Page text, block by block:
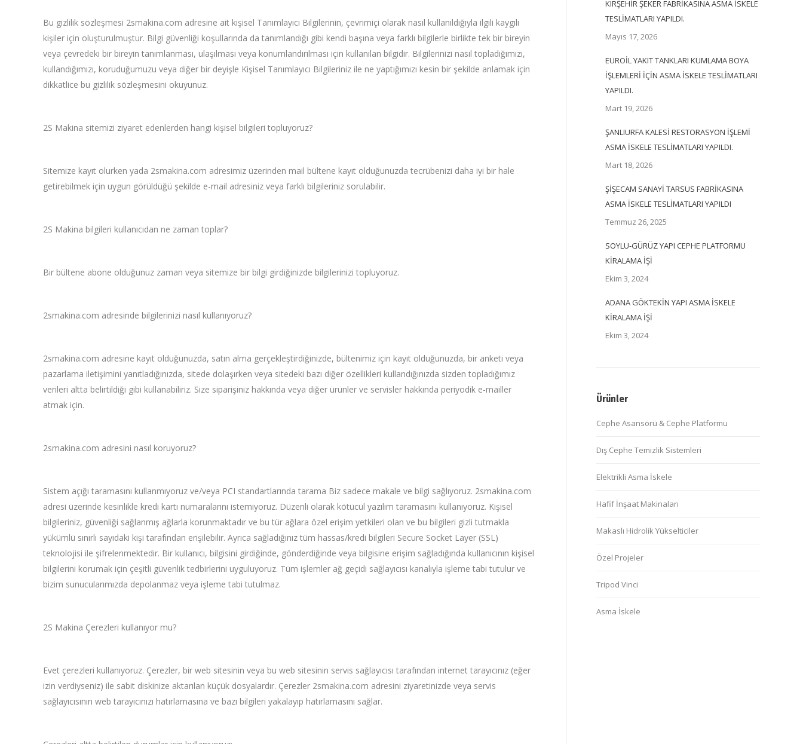
Bu gizlilik sözleşmesi 2smakina.com adresine ait kişisel Tanımlayıcı Bilgilerinin, çevrimiçi olarak nasıl kullanıldığıyla ilgili kaygılı
kişiler için oluşturulmuştur. Bilgi güvenliği koşullarında da tanımlandığı gibi kendi başına veya farklı bilgilerle birlikte tek bir bireyin
veya çevredeki bir bireyin tanımlanması, ulaşılması veya konumlandırılması için kullanılan bilgidir. Bilgilerinizi nasıl topladığımızı,
kullandığımızı, koruduğumuzu veya diğer bir deyişle Kişisel Tanımlayıcı Bilgileriniz ile ne yaptığımızı kesin bir şekilde anlamak için
dikkatlice bu gizlilik sözleşmesini okuyunuz.
2S Makina sitemizi ziyaret edenlerden hangi kişisel bilgileri topluyoruz?
Sitemize kayıt olurken yada 2smakina.com adresimiz üzerinden mail bültene kayıt olduğunuzda tecrübenizi daha iyi bir hale
getirebilmek için uygun görüldüğü şekilde e-mail adresiniz veya farklı bilgileriniz sorulabilir.
2S Makina bilgileri kullanıcıdan ne zaman toplar?
Bir bültene abone olduğunuz zaman veya sitemize bir bilgi girdiğinizde bilgilerinizi topluyoruz.
2smakina.com adresinde bilgilerinizi nasıl kullanıyoruz?
2smakina.com adresine kayıt olduğunuzda, satın alma gerçekleştirdiğinizde, bültenimiz için kayıt olduğunuzda, bir anketi veya
pazarlama iletişimini yanıtladığınızda, sitede dolaşırken veya sitedeki bazı diğer özellikleri kullandığınızda sizden topladığımız
verileri altta belirtildiği gibi kullanabiliriz. Size siparişiniz hakkında veya diğer ürünler ve servisler hakkında periyodik e-mailler
atmak için.
2smakina.com adresini nasıl koruyoruz?
Sistem açığı taramasını kullanmıyoruz ve/veya PCI standartlarında tarama Biz sadece makale ve bilgi sağlıyoruz. 2smakina.com
adresi üzerinde kesinlikle kredi kartı numaralarını istemiyoruz. Düzenli olarak kötücül yazılım taramasını kullanıyoruz. Kişisel
bilgileriniz, güvenliği sağlanmış ağlarla korunmaktadır ve bu tür ağlara özel erişim yetkileri olan ve bu bilgileri gizli tutmakla
yükümlü sınırlı sayıdaki kişi tarafından erişilebilir. Ayrıca sağladığınız tüm hassas/kredi bilgileri Secure Socket Layer (SSL)
teknolojisi ile şifrelenmektedir. Bir kullanıcı, bilgisini girdiğinde, gönderdiğinde veya bilgisine erişim sağladığında kullanıcının kişisel
bilgilerini korumak için çeşitli güvenlik tedbirlerini uyguluyoruz. Tüm işlemler ağ geçidi sağlayıcısı kanalıyla işleme tabi tutulur ve
bizim sunucularımızda depolanmaz veya işleme tabi tutulmaz.
2S Makina Çerezleri kullanıyor mu?
Evet çerezleri kullanıyoruz. Çerezler, bir web sitesinin veya bu web sitesinin servis sağlayıcısı tarafından internet tarayıcınız (eğer
izin verdiyseniz) ile sabit diskinize aktarılan küçük dosyalardır. Çerezler 2smakina.com adresini ziyaretinizde veya servis
sağlayıcısının web tarayıcınızı hatırlamasına ve bazı bilgileri yakalayıp hatırlamasını sağlar.
KIRŞEHİR ŞEKER FABRİKASINA ASMA İSKELE
TESLİMATLARI YAPILDI.
Mayıs 17, 2026
EUROİL YAKIT TANKLARI KUMLAMA BOYA
İŞLEMLERİ İÇİN ASMA İSKELE TESLİMATLARI
YAPILDI.
Mart 19, 2026
ŞANLIURFA KALESİ RESTORASYON İŞLEMİ
ASMA İSKELE TESLİMATLARI YAPILDI.
Mart 18, 2026
ŞİŞECAM SANAYİ TARSUS FABRİKASINA
ASMA İSKELE TESLİMATLARI YAPILDI
Temmuz 26, 2025
SOYLU-GÜRÜZ YAPI CEPHE PLATFORMU
KİRALAMA İŞİ
Ekim 3, 2024
ADANA GÖKTEKİN YAPI ASMA İSKELE
KİRALAMA İŞİ
Ekim 3, 2024
Ürünler
Cephe Asansörü & Cephe Platformu
Dış Cephe Temizlik Sistemleri
Elektrikli Asma İskele
Hafif İnşaat Makinaları
Makaslı Hidrolik Yükselticiler
Özel Projeler
Tripod Vinci
Asma İskele